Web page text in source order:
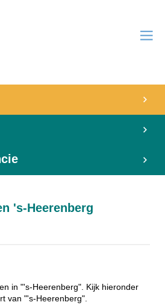
's-Heerenberg
in "'s-Heerenberg". Kijk hieronder
van "'s-Heerenberg".